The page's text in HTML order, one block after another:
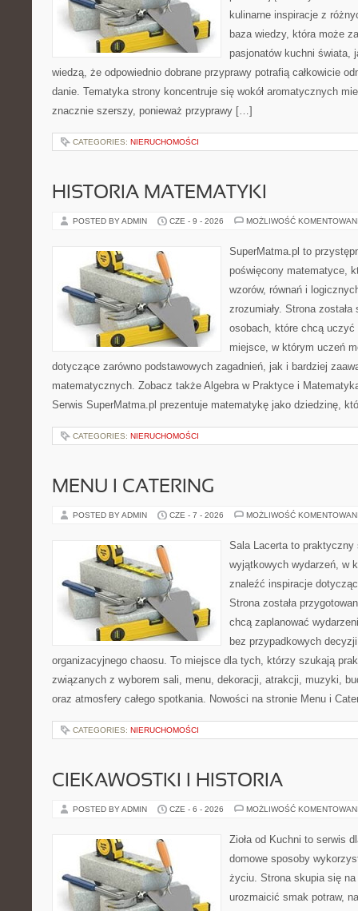
kulinarne inspiracje z
baza wiedzy, która może
pasjonatów kuchni świata,
wiedzą, że odpowiednio dobrane przyprawy potrafią całkowicie
danie. Tematyka strony koncentruje się wokół aromatycznych
znacznie szerszy, ponieważ przyprawy […]
CATEGORIES: NIERUCHOMOŚCI
HISTORIA MATEMATYKI
POSTED BY ADMIN CZE - 9 - 2026 MOŻLIWOŚĆ
SuperMatma.pl to
poświęcony matematyce,
wzorów, równań i
zrozumiały. Strona
osobach, które chcą
miejsce, w którym uczeń
dotyczące zarówno podstawowych zagadnień, jak i bardziej
matematycznych. Zobacz także Algebra w Praktyce i
Serwis SuperMatma.pl prezentuje matematykę jako dziedzinę,
CATEGORIES: NIERUCHOMOŚCI
MENU I CATERING
POSTED BY ADMIN CZE - 7 - 2026 MOŻLIWOŚĆ
Sala Lacerta to praktyczny
wyjątkowych wydarzeń, w
znaleźć inspiracje
Strona została
chcą zaplanować
bez przypadkowych
organizacyjnego chaosu. To miejsce dla tych, którzy szukają
związanych z wyborem sali, menu, dekoracji, atrakcji, muzyki,
oraz atmosfery całego spotkania. Nowości na stronie Menu i
CATEGORIES: NIERUCHOMOŚCI
CIEKAWOSTKI I HISTORIA
POSTED BY ADMIN CZE - 6 - 2026 MOŻLIWOŚĆ
Zioła od Kuchni to serwis
domowe sposoby
życiu. Strona skupia się
urozmaicić smak potraw,